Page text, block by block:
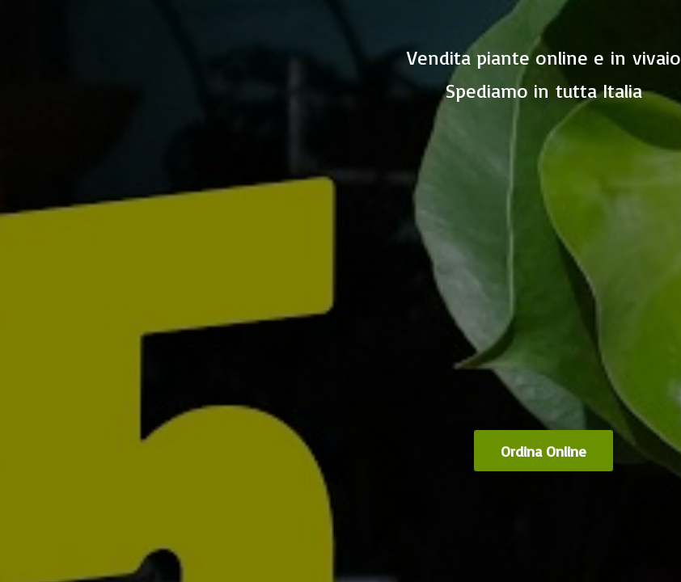
Vendita piante online e in vivaio
Spediamo in tutta Italia
Ordina Online